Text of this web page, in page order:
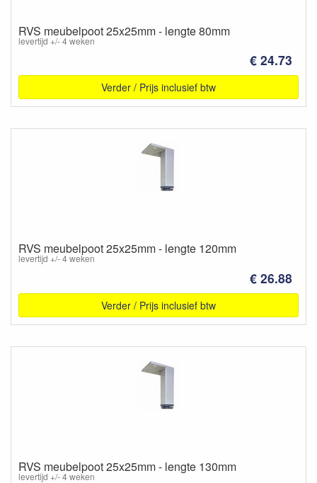
RVS meubelpoot 25x25mm - lengte 80mm
levertijd +/- 4 weken
€ 24.73
Verder / Prijs inclusief btw
RVS meubelpoot 25x25mm - lengte 120mm
levertijd +/- 4 weken
€ 26.88
Verder / Prijs inclusief btw
RVS meubelpoot 25x25mm - lengte 130mm
levertijd +/- 4 weken